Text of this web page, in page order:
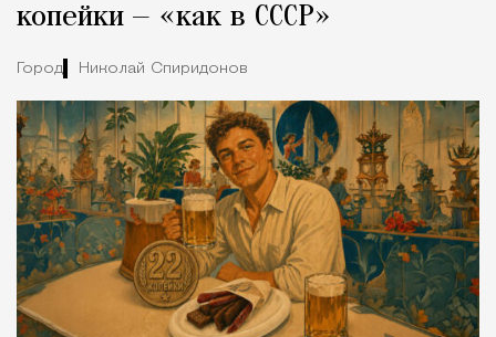
копейки — «как в СССР»
Город Николай Спиридонов